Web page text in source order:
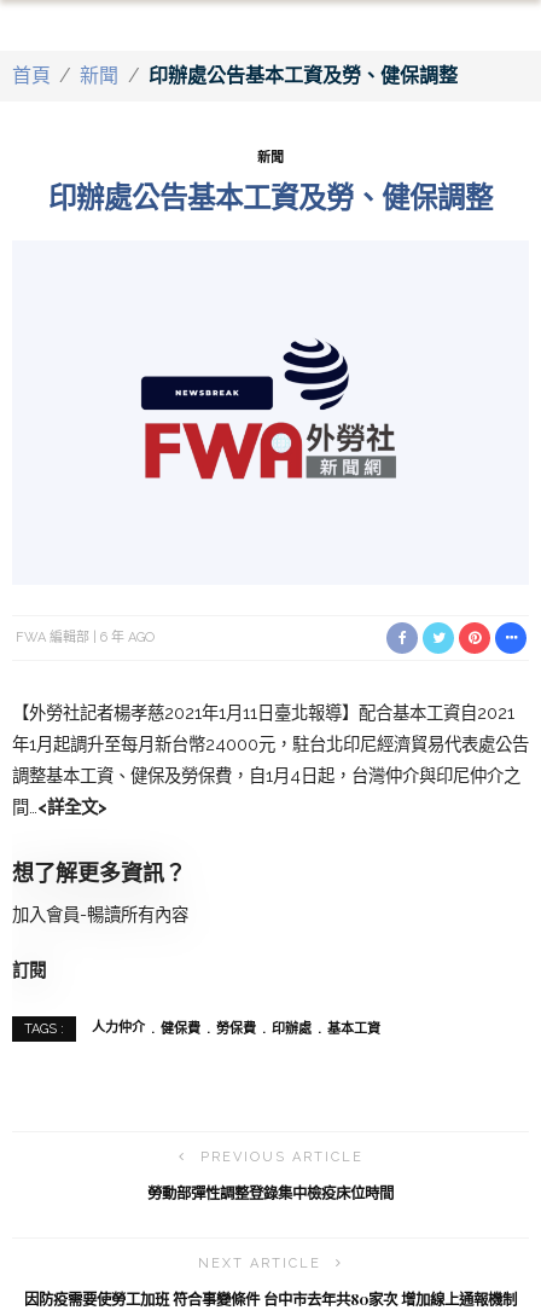
首頁 / 新聞 / 印辦處公告基本工資及勞、健保調整
新聞
印辦處公告基本工資及勞、健保調整
FWA 編輯部 6 年 AGO
【外勞社記者楊孝慈2021年1月11日臺北報導】配合基本工資自2021
年1月起調升至每月新台幣24000元，駐台北印尼經濟貿易代表處公告
調整基本工資、健保及勞保費，自1月4日起，台灣仲介與印尼仲介之
間…<詳全文>
想了解更多資訊？
加入會員-暢讀所有內容
訂閱
TAGS : 人力仲介 健保費 勞保費 印辦處 基本工資
PREVIOUS ARTICLE
勞動部彈性調整登錄集中檢疫床位時間
NEXT ARTICLE
因防疫需要使勞工加班 符合事變條件 台中市去年共80家次 增加線上通報機制